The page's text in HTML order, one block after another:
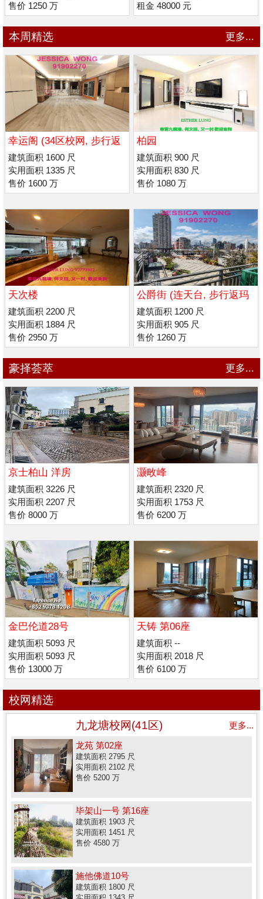
售价 1250 万
租金 48000 元
本周精选 更多...
幸运阁 (34区校网, 步行返
喇沙/ 玛利诺书院
建筑面积 1600 尺
实用面积 1335 尺
售价 1600 万
柏园
建筑面积 900 尺
实用面积 830 尺
售价 1080 万
天次楼
建筑面积 2200 尺
实用面积 1884 尺
售价 2950 万
公爵街 (连天台, 步行返玛
利诺/男 拔萃书院
建筑面积 1200 尺
实用面积 905 尺
售价 1260 万
豪择荟萃 更多...
京士柏山 洋房
建筑面积 3226 尺
实用面积 2207 尺
售价 8000 万
灏畋峰
建筑面积 2320 尺
实用面积 1753 尺
售价 6200 万
金巴伦道28号
建筑面积 5093 尺
实用面积 5093 尺
售价 13000 万
天铸 第06座
建筑面积 --
实用面积 2018 尺
售价 6100 万
校网精选
九龙塘校网(41区)
更多...
龙苑 第02座
建筑面积 2795 尺
实用面积 2102 尺
售价 5200 万
毕架山一号 第16座
建筑面积 1903 尺
实用面积 1451 尺
售价 4580 万
施他佛道10号
建筑面积 1800 尺